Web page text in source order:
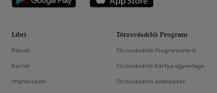
Libri
Rólunk
Karrier
Impresszum
Törzsvásárlói Program
Törzsvásárlói Programunkról
Törzsvásárlói Kártya egyenlege
Törzsvásárlói szabályzat